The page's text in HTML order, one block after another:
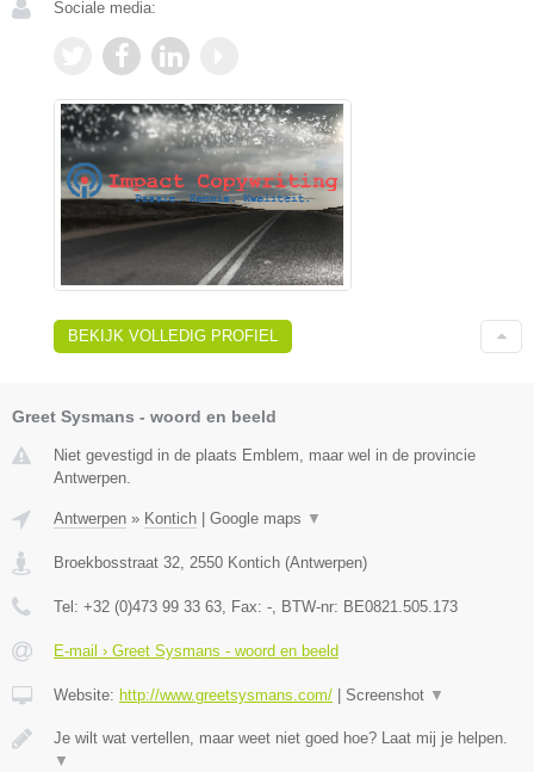
Sociale media:
BEKIJK VOLLEDIG PROFIEL
Greet Sysmans - woord en beeld
Niet gevestigd in de plaats Emblem, maar wel in de provincie
Antwerpen.
Antwerpen » Kontich Google maps ▼
Broekbosstraat 32, 2550 Kontich (Antwerpen)
Tel: +32 (0)473 99 33 63, Fax: -, BTW-nr: BE0821.505.173
E-mail › Greet Sysmans - woord en beeld
Website: http://www.greetsysmans.com/ Screenshot ▼
Je wilt wat vertellen, maar weet niet goed hoe? Laat mij je helpen.
▼